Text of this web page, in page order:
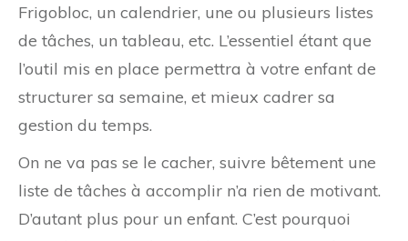
Frigobloc, un calendrier, une ou plusieurs listes
de tâches, un tableau, etc. L’essentiel étant que
l’outil mis en place permettra à votre enfant de
structurer sa semaine, et mieux cadrer sa
gestion du temps.
On ne va pas se le cacher, suivre bêtement une
liste de tâches à accomplir n’a rien de motivant.
D’autant plus pour un enfant. C’est pourquoi